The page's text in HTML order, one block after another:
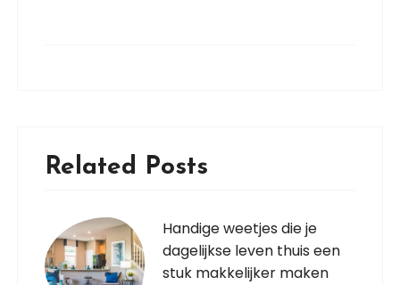
Related Posts
Handige weetjes die je
dagelijkse leven thuis een
stuk makkelijker maken